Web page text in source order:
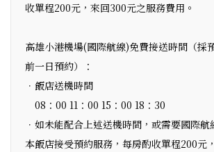
收單程200元，來回300元之服務費用。
高雄小港機場(國際航線)免費接送時間（採
前一日預約）：
．飯店送機時間
08：00 11：00 15：00 18：30
．如未能配合上述送機時間，或需要國際航
本飯店接受預約服務，每房酌收單程200元